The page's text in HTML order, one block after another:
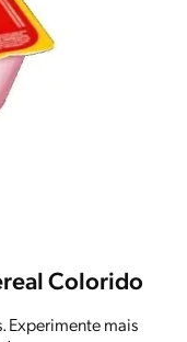
Colorido
Experimente mais